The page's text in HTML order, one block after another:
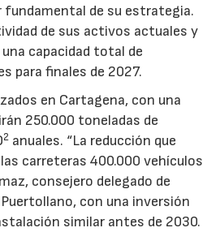
fundamental de su estrategia.
de sus activos actuales y
capacidad total de
para finales de 2027.
en Cartagena, con una
250.000 toneladas de
2 anuales. “La reducción que
carreteras 400.000 vehículos
consejero delegado de
con una inversión
similar antes de 2030.